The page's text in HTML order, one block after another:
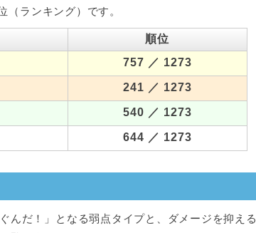
（ランキング）です。
順位
757 ／ 1273
241 ／ 1273
540 ／ 1273
644 ／ 1273
んだ！」となる弱点タイプと、ダメージを抑える